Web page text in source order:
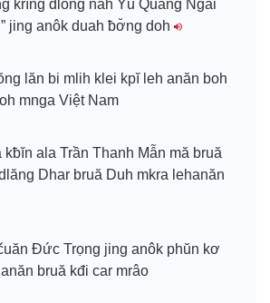
krĭng dlông nah Yŭ Quảng Ngãi
jing anôk duah ƀơ̆ng doh
lăn bi mlih klei kpĭ leh anăn boh
mnga Việt Nam
kƀĭn ala Trần Thanh Mẫn mă bruă
Dhar bruă Duh mkra lehanăn
Đức Trọng jing anôk phŭn kơ
bruă kđi car mrâo